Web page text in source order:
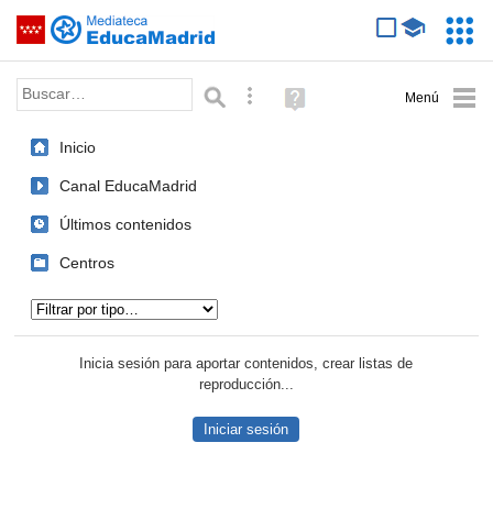
Saltar navegación
Palabra o frase: Búsqueda avanzada
Ayuda
(en
Inicio
Canal EducaMadrid
Últimos contenidos
Centros
Inicia sesión para aportar contenidos, crear listas de
reproducción...
Iniciar sesión